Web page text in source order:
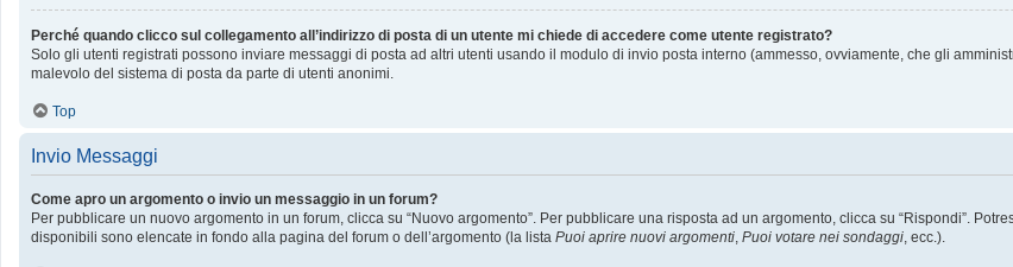
Perché quando clicco sul collegamento all’indirizzo di posta di un utente mi chiede di accedere come utente registrato?
Solo gli utenti registrati possono inviare messaggi di posta ad altri utenti usando il modulo di invio posta interno (ammesso, ovviamente, che gli
malevolo del sistema di posta da parte di utenti anonimi.
Top
Invio Messaggi
Come apro un argomento o invio un messaggio in un forum?
Per pubblicare un nuovo argomento in un forum, clicca su “Nuovo argomento”. Per pubblicare una risposta ad un argomento, clicca su “Rispondi”.
disponibili sono elencate in fondo alla pagina del forum o dell’argomento (la lista Puoi aprire nuovi argomenti, Puoi votare nei sondaggi, ecc.).